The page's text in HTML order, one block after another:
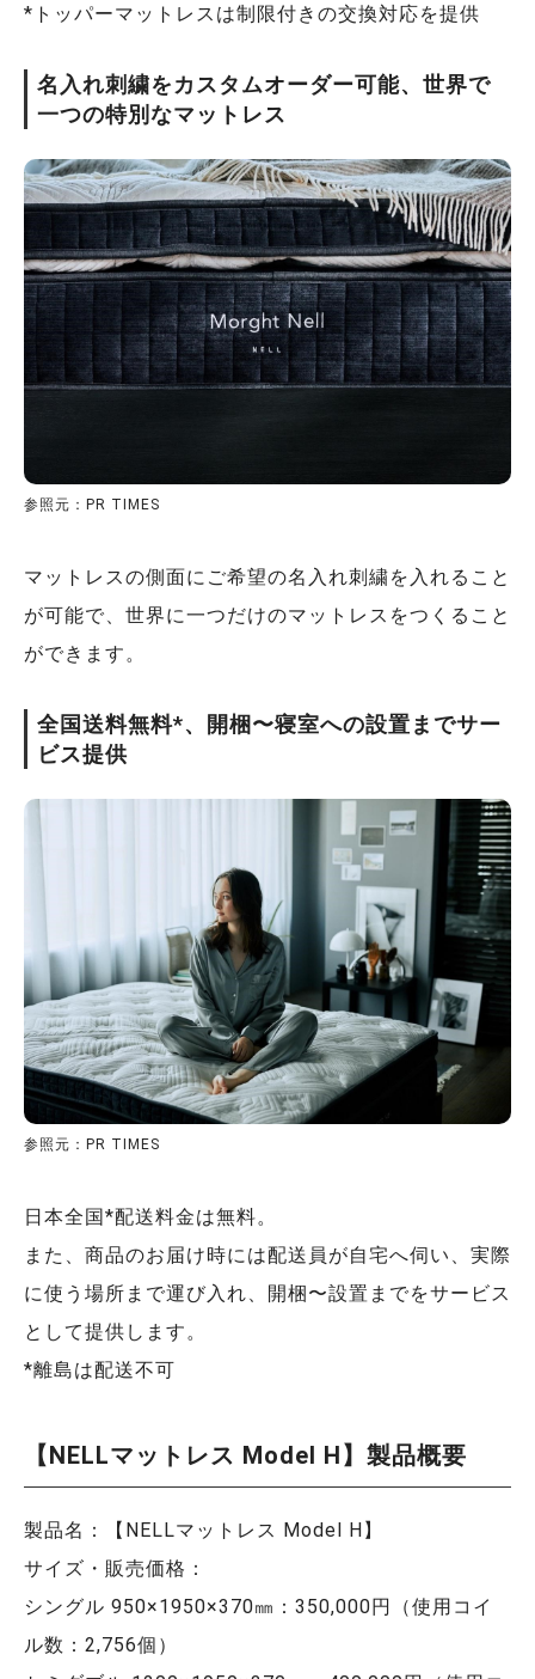
*トッパーマットレスは制限付きの交換対応を提供
名入れ刺繍をカスタムオーダー可能、世界で
一つの特別なマットレス
参照元：PR TIMES
マットレスの側面にご希望の名入れ刺繍を入れること
が可能で、世界に一つだけのマットレスをつくること
ができます。
全国送料無料*、開梱〜寝室への設置までサー
ビス提供
参照元：PR TIMES
日本全国*配送料金は無料。
また、商品のお届け時には配送員が自宅へ伺い、実際
に使う場所まで運び入れ、開梱〜設置までをサービス
として提供します。
*離島は配送不可
【NELLマットレス Model H】製品概要
製品名：【NELLマットレス Model H】
サイズ・販売価格：
シングル 950×1950×370㎜：350,000円（使用コイ
ル数：2,756個）